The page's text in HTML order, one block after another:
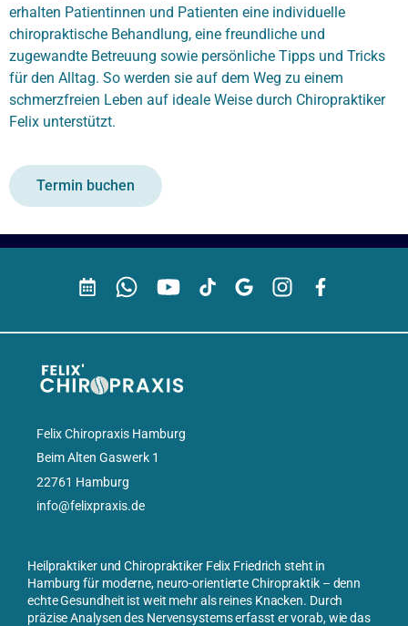
erhalten Patientinnen und Patienten eine individuelle
chiropraktische Behandlung, eine freundliche und
zugewandte Betreuung sowie persönliche Tipps und Tricks
für den Alltag. So werden sie auf dem Weg zu einem
schmerzfreien Leben auf ideale Weise durch Chiropraktiker
Felix unterstützt.
Termin buchen
Felix Chiropraxis Hamburg
Beim Alten Gaswerk 1
22761 Hamburg
info@felixpraxis.de
Heilpraktiker und Chiropraktiker Felix Friedrich steht in
Hamburg für moderne, neuro-orientierte Chiropraktik – denn
echte Gesundheit ist weit mehr als reines Knacken. Durch
präzise Analysen des Nervensystems erfasst er vorab, wie das